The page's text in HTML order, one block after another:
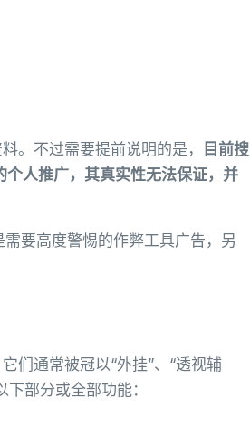
。不过需要提前说明的是，
目前搜
人推广，其真实性无法保证，并
要高度警惕的作弊工具广告，另
们通常被冠以“外挂”、“透视辅
部分或全部功能：